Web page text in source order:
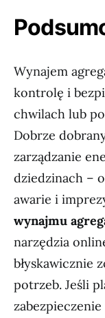
Wynajem
kontrolę i
chwilach lub
Dobrze
zarządzanie
dziedzinach –
awarie i
wynajmu
narzędzia
błyskawicznie
potrzeb. Jeśli